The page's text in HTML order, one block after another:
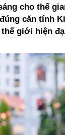
cho thế
căn tính
giới hiện